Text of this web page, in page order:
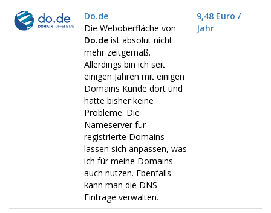
Do.de
Die Weboberfläche von
Do.de ist absolut nicht
mehr zeitgemäß.
Allerdings bin ich seit
einigen Jahren mit einigen
Domains Kunde dort und
hatte bisher keine
Probleme. Die
Nameserver für
registrierte Domains
lassen sich anpassen, was
ich für meine Domains
auch nutzen. Ebenfalls
kann man die DNS-
Einträge verwalten.
9,48 Euro /
Jahr